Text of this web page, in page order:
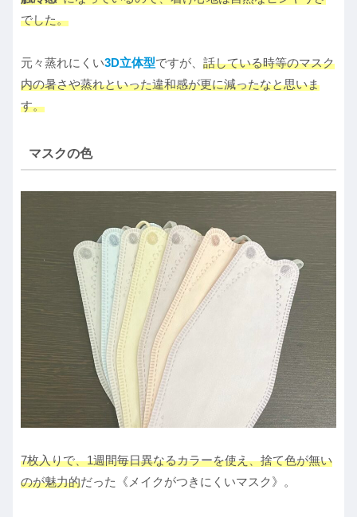
でした。
元々蒸れにくい3D立体型ですが、 話している時等のマスク
内の暑さや蒸れといった違和感が更に減ったなと思いま
す。
マスクの色
7枚入りで、1週間毎日異なるカラーを使え、捨て色が無い
のが魅力的だった《メイクがつきにくいマスク》。